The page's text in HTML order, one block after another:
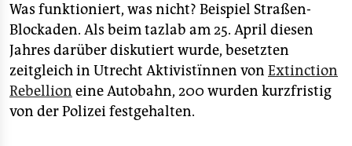
Was funktioniert, was nicht? Beispiel Straßen-
Blockaden. Als beim tazlab am 25. April diesen
Jahres darüber diskutiert wurde, besetzten
zeitgleich in Utrecht Aktivistïnnen von Extinction
Rebellion eine Autobahn, 200 wurden kurzfristig
von der Polizei festgehalten.